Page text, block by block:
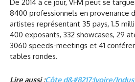
De 2014 à ce jour, VFM peut se
8400 professionnels en provenance
artistes représentant 35 pays, 1.5
400 exposants, 332 showcases, 29
3060 speeds-meetings et 41
tables rondes.
Lire aussi :Côte d&#8217;Ivoire/